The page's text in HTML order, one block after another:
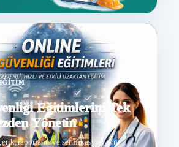
Eğitimlerini Tek
Yönetin
raporlama ve sertifikasyon aynı